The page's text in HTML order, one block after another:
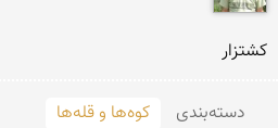
كشتزار
دسته‌بندی کوه‌ها و قله‌ها